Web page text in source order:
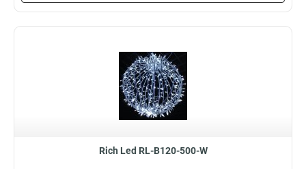
Rich Led RL-B120-500-W